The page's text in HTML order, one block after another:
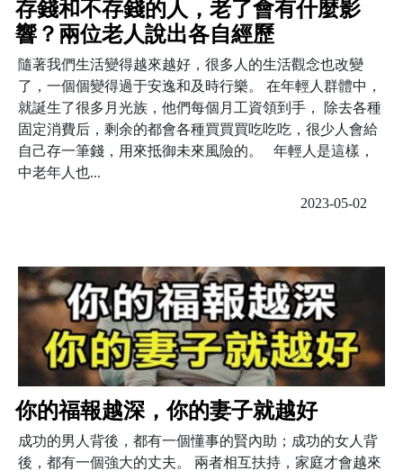
存錢和不存錢的人，老了會有什麼影
響？兩位老人說出各自經歷
隨著我們生活變得越來越好，很多人的生活觀念也改變
了，一個個變得過于安逸和及時行樂。 在年輕人群體中，
就誕生了很多月光族，他們每個月工資領到手， 除去各種
固定消費后，剩余的都會各種買買買吃吃吃，很少人會給
自己存一筆錢，用來抵御未來風險的。 年輕人是這樣，
中老年人也...
2023-05-02
你的福報越深，你的妻子就越好
成功的男人背後，都有一個懂事的賢內助；成功的女人背
後，都有一個強大的丈夫。 兩者相互扶持，家庭才會越來